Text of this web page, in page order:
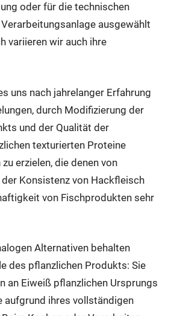
oder für die technischen
ausgewählt
variieren wir auch ihre
uns nach jahrelanger Erfahrung
durch Modifizierung der
und der Qualität der
texturierten Proteine
erzielen, die denen von
Konsistenz von Hackfleisch
von Fischprodukten sehr
Alternativen behalten
des pflanzlichen Produkts: Sie
an Eiweiß pflanzlichen Ursprungs
aufgrund ihres vollständigen